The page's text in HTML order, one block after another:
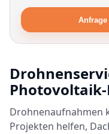
Drohnenaufnahmen
Projekten helfen,